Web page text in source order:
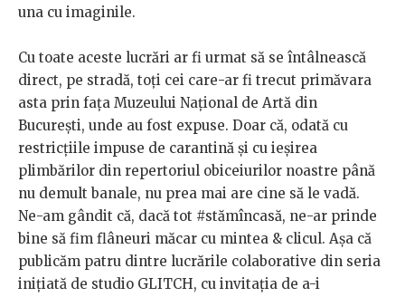
una cu imaginile.
Cu toate aceste lucrări ar fi urmat să se întâlnească
direct, pe stradă, toți cei care-ar fi trecut primăvara
asta prin fața Muzeului Național de Artă din
București, unde au fost expuse. Doar că, odată cu
restricțiile impuse de carantină și cu ieșirea
plimbărilor din repertoriul obiceiurilor noastre până
nu demult banale, nu prea mai are cine să le vadă.
Ne-am gândit că, dacă tot #stămîncasă, ne-ar prinde
bine să fim flâneuri măcar cu mintea & clicul. Așa că
publicăm patru dintre lucrările colaborative din seria
inițiată de studio GLITCH, cu invitația de a-i